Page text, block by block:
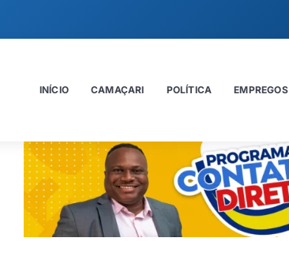
INÍCIO CAMAÇARI POLÍTICA EMPREGOS